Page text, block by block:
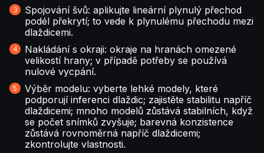
Spojování švů: aplikujte lineární plynulý přechod
podél překrytí; to vede k plynulému přechodu mezi
dlaždicemi.
Nakládání s okraji: okraje na hranách omezené
velikostí hrany; v případě potřeby se používá
nulové vycpání.
Výběr modelu: vyberte lehké modely, které
podporují inferenci dlaždic; zajistěte stabilitu napříč
dlaždicemi; mnoho modelů zůstává stabilních, když
se počet snímků zvyšuje; barevná konzistence
zůstává rovnoměrná napříč dlaždicemi;
zkontrolujte vlastnosti.